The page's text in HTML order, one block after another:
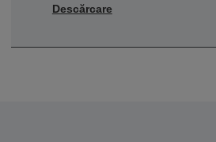
Descărcare